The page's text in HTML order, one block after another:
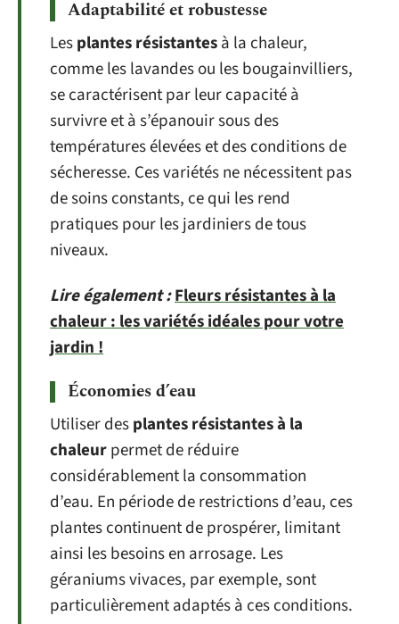
Adaptabilité et robustesse
Lesplantes résistantesà la chaleur,
comme les lavandes ou les bougainvilliers,
se caractérisent par leur capacité à
survivre et à s’épanouir sous des
températures élevées et des conditions de
sécheresse. Ces variétés ne nécessitent pas
de soins constants, ce qui les rend
pratiques pour les jardiniers de tous
niveaux.
Lire également :Fleurs résistantes à la
chaleur : les variétés idéales pour votre
jardin !
Économies d’eau
Utiliser desplantes résistantes à la
chaleurpermet de réduire
considérablement la consommation
d’eau. En période de restrictions d’eau, ces
plantes continuent de prospérer, limitant
ainsi les besoins en arrosage. Les
géraniums vivaces, par exemple, sont
particulièrement adaptés à ces conditions.